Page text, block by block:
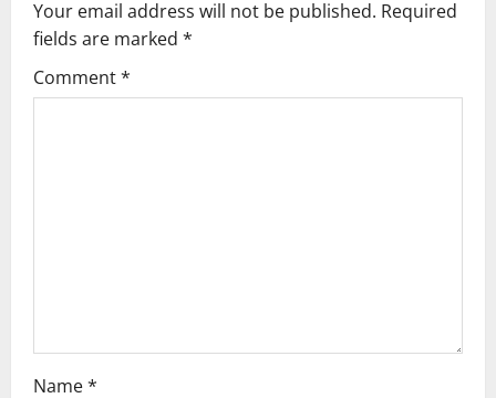
Your email address will not be published. Required
fields are marked *
Comment*
Name*